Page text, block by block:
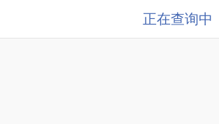
正在查询中